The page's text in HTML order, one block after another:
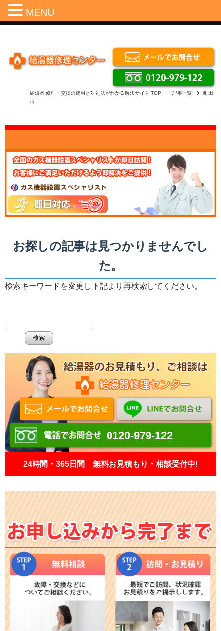
給湯器 修理・交換の費用と対処法がわかる解決サイト TOP 記事一覧
町田
市
お探しの記事は見つかりませんでし
た。
検索キーワードを変更し下記より再検索してください。
0120-979-122
24時間・365日間 無料お見積もり・相談受付中!
MENU
Menu